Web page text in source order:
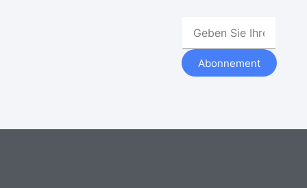
Abonnement